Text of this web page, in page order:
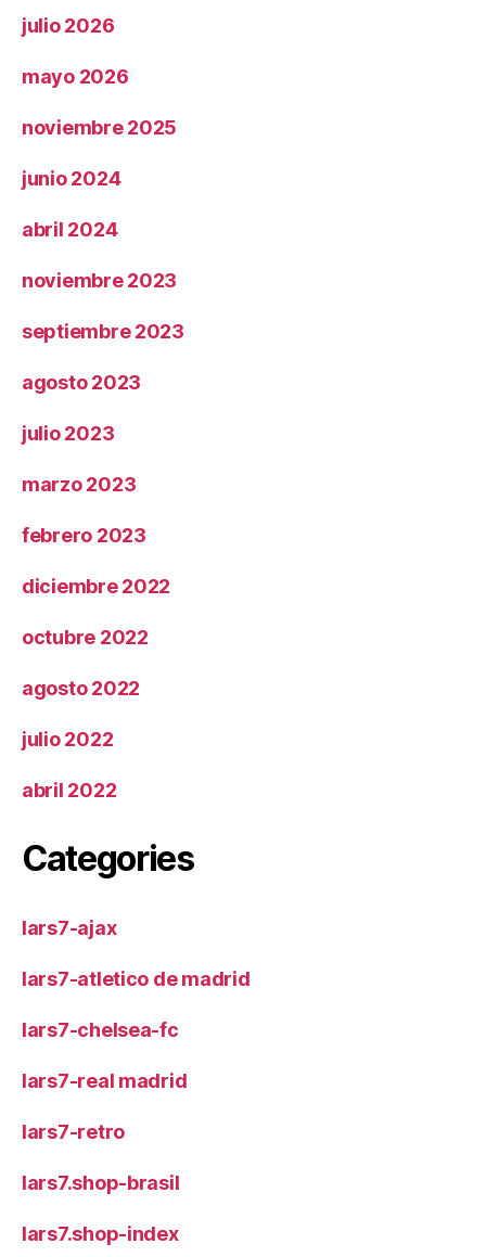
julio 2026
mayo 2026
noviembre 2025
junio 2024
abril 2024
noviembre 2023
septiembre 2023
agosto 2023
julio 2023
marzo 2023
febrero 2023
diciembre 2022
octubre 2022
agosto 2022
julio 2022
abril 2022
Categories
lars7-ajax
lars7-atletico de madrid
lars7-chelsea-fc
lars7-real madrid
lars7-retro
lars7.shop-brasil
lars7.shop-index